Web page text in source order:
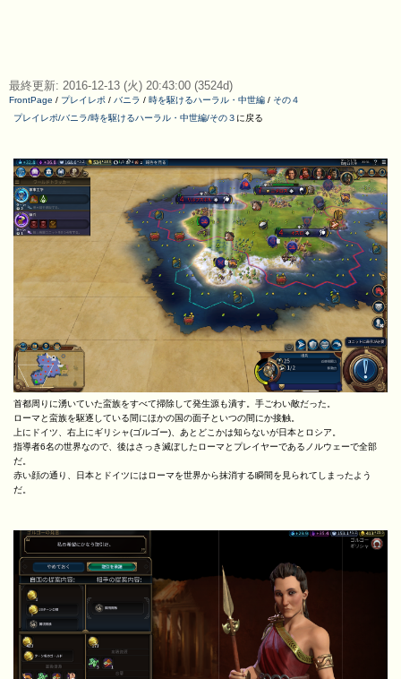
最終更新: 2016-12-13 (火) 20:43:00 (3524d)
FrontPage / プレイレポ / バニラ / 時を駆けるハーラル・中世編 / その４
プレイレポ/バニラ/時を駆けるハーラル・中世編/その３ に戻る
首都周りに湧いていた蛮族をすべて掃除して発生源も潰す。手ごわい敵だった。
ローマと蛮族を駆逐している間にほかの国の面子といつの間にか接触。
上にドイツ、右上にギリシャ(ゴルゴー)、あとどこかは知らないが日本とロシア。
指導者6名の世界なので、後はさっき滅ぼしたローマとプレイヤーであるノルウェーで全部
だ。
赤い顔の通り、日本とドイツにはローマを世界から抹消する瞬間を見られてしまったよう
だ。